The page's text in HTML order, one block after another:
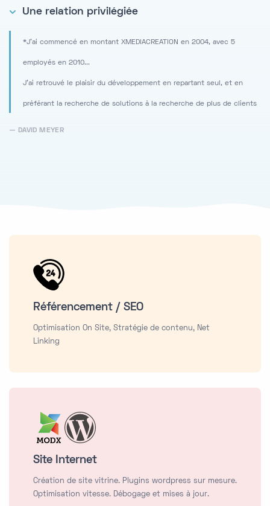
Une relation privilégiée
*J'ai commencé en montant XMEDIACREATION en 2004, avec 5
employés en 2010...
J'ai retrouvé le plaisir du développement en repartant seul, et en
préférant la recherche de solutions à la recherche de plus de clients
DAVID MEYER
Référencement / SEO
Optimisation On Site, Stratégie de contenu, Net
Linking
Site Internet
Création de site vitrine. Plugins wordpress sur mesure.
Optimisation vitesse. Débogage et mises à jour.